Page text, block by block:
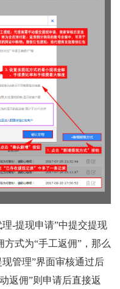
-提现申请”中提交提现
式为“手工返佣”，那么
管理”界面审核通过后
返佣”则申请后直接返